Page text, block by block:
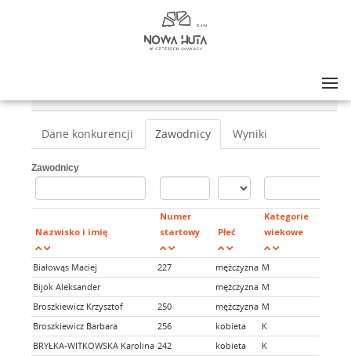
Dane konkurencji Zawodnicy Wyniki
Zawodnicy
Nazwisko i imię
Numer
startowy
Płeć
Kategorie
wiekowe
Białowąs Maciej 227 mężczyzna M
Bijok Aleksander
mężczyzna M
Broszkiewicz Krzysztof
250 mężczyzna M
Broszkiewicz Barbara
256 kobieta K
BRYŁKA-WITKOWSKA Karolina 242 kobieta
K